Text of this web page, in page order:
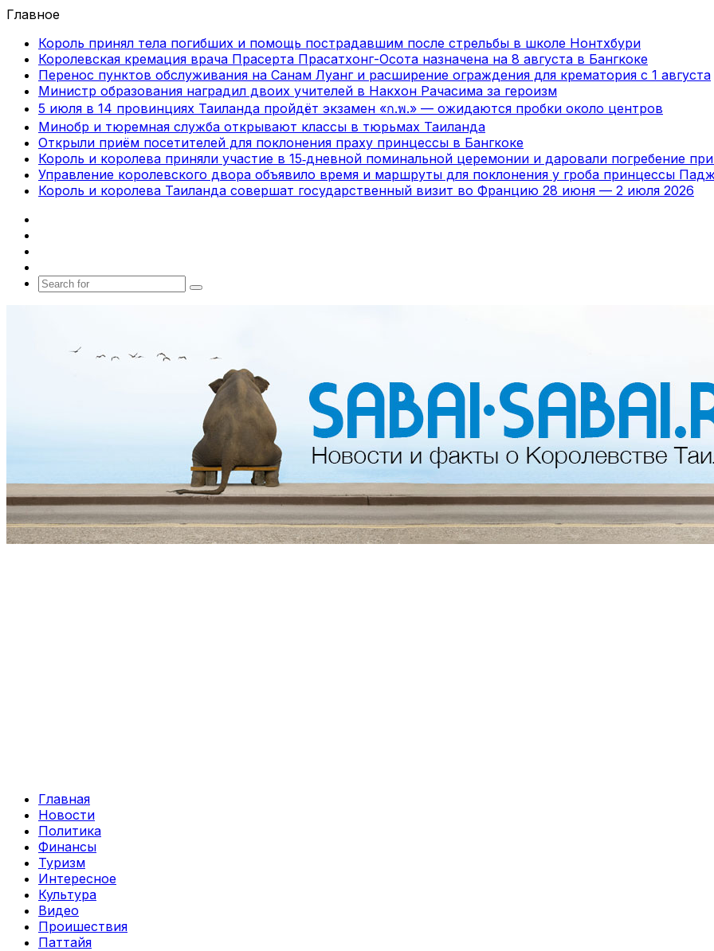
Главное
Король принял тела погибших и помощь пострадавшим после стрельбы в школе Нонтхбури
Королевская кремация врача Прасерта Прасатхонг-Осота назначена на 8 августа в Бангкоке
Перенос пунктов обслуживания на Санам Луанг и расширение ограждения для крематория с 1 августа
Министр образования наградил двоих учителей в Накхон Рачасима за героизм
5 июля в 14 провинциях Таиланда пройдёт экзамен «ก.พ.» — ожидаются пробки около центров
Минобр и тюремная служба открывают классы в тюрьмах Таиланда
Открыли приём посетителей для поклонения праху принцессы в Бангкоке
Король и королева приняли участие в 15‑дневной поминальной церемонии и даровали погребение
Управление королевского двора объявило время и маршруты для поклонения у гроба принцессы
Король и королева Таиланда совершат государственный визит во Францию 28 июня — 2 июля 2026
Search
Главная
Новости
Политика
Финансы
Туризм
Интересное
Культура
Видео
Проишествия
Паттайя